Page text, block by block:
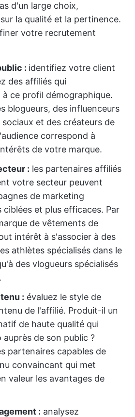
d'un large choix,
la qualité et la pertinence.
votre recrutement
: identifiez votre client
des affiliés qui
ce profil démographique.
blogueurs, des influenceurs
sociaux et des créateurs de
correspond à
de votre marque.
: les partenaires affiliés
votre secteur peuvent
de marketing
ciblées et plus efficaces. Par
de vêtements de
intérêt à s'associer à des
athlètes spécialisés dans le
des vlogueurs spécialisés
: évaluez le style de
de l'affilié. Produit-il un
de haute qualité qui
de son public ?
partenaires capables de
convaincant qui met
valeur les avantages de
: analysez